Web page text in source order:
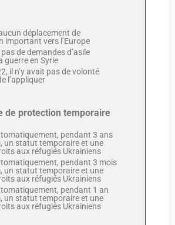
déplacement de
important vers l’Europe
pas de demandes d’asile
guerre en Syrie
il n’y avait pas de volonté
l’appliquer
de protection temporaire
pendant 3 ans
un statut temporaire et une
aux réfugiés Ukrainiens
pendant 3 mois
un statut temporaire et une
aux réfugiés Ukrainiens
pendant 1 an
un statut temporaire et une
aux réfugiés Ukrainiens